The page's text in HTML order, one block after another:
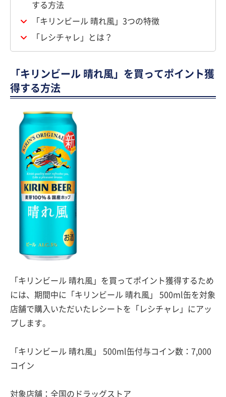
する方法
「キリンビール 晴れ風」3つの特徴
「レシチャレ」とは？
「キリンビール 晴れ風」を買ってポイント獲
得する方法
「キリンビール 晴れ風」を買ってポイント獲得するため
には、期間中に「キリンビール 晴れ風」 500ml缶を対象
店舗で購入いただいたレシートを「レシチャレ」にアッ
プします。
「キリンビール 晴れ風」 500ml缶付与コイン数：7,000
コイン
対象店舗：全国のドラッグストア